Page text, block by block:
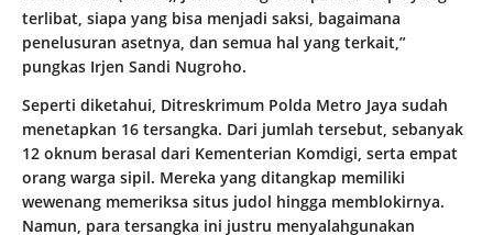
terlibat, siapa yang bisa menjadi saksi, bagaimana
penelusuran asetnya, dan semua hal yang terkait,”
pungkas Irjen Sandi Nugroho.
Seperti diketahui, Ditreskrimum Polda Metro Jaya sudah
menetapkan 16 tersangka. Dari jumlah tersebut, sebanyak
12 oknum berasal dari Kementerian Komdigi, serta empat
orang warga sipil. Mereka yang ditangkap memiliki
wewenang memeriksa situs judol hingga memblokirnya.
Namun, para tersangka ini justru menyalahgunakan